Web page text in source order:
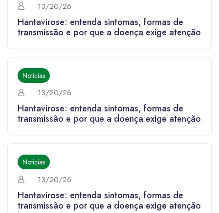
13/20/26
Hantavirose: entenda sintomas, formas de
transmissão e por que a doença exige atenção
Noticias
13/20/26
Hantavirose: entenda sintomas, formas de
transmissão e por que a doença exige atenção
Noticias
13/20/26
Hantavirose: entenda sintomas, formas de
transmissão e por que a doença exige atenção